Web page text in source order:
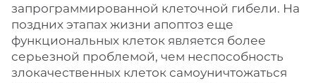
запрограммированной клеточной гибели. На
поздних этапах жизни апоптоз еще
функциональных клеток является более
серьезной проблемой, чем неспособность
злокачественных клеток самоуничтожаться